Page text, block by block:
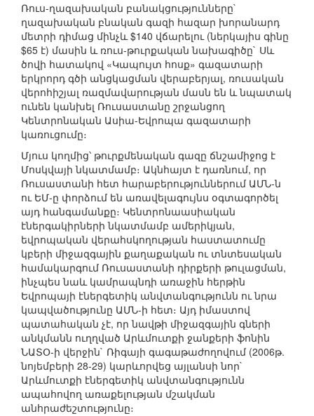
Ռուս-ղազախական բանակցությունները`
ղազախական բնական գազի հազար խորանարդ
մետրի դիմաց մինչև $140 վճարելու (ներկայիս գինը
$65 է) մասին և ռուս-թուրքական նախագիծը` Սև
ծովի հատակով «Կապույտ հոսք» գազատարի
երկրորդ գծի անցկացման վերաբերյալ, ռուսական
վերոհիշյալ ռազմավարության մասն են և նպատակ
ունեն կանխել Ռուսաստանը շրջանցող
Կենտրոնական Ասիա-Եվրոպա գազատարի
կառուցումը։
Մյուս կողմից՝ թուրքմենական գազը ճնշամիջոց է
Մոսկվայի նկատմամբ։ Ակնհայտ է դառնում, որ
Ռուսաստանի հետ հարաբերություններում ԱՄՆ-ն
ու ԵՄ-ը փորձում են առավելագույնս օգտագործել
այդ հանգամանքը։ Կենտրոնաասիական
էներգակիրների նկատմամբ ամերիկյան,
եվրոպական վերահսկողության հաստատումը
կբերի միջազգային քաղաքական ու տնտեսական
համակարգում Ռուսաստանի դիրքերի թուլացման,
ինչպես նաև կամրապնդի առաջին հերթին
Եվրոպայի էներգետիկ անվտանգությունն ու նրա
կապվածությունը ԱՄՆ-ի հետ։ Այդ իմաստով
պատահական չէ, որ նավթի միջազգային գների
անկմանն ուղղված Արևմուտքի ջանքերի ֆոնին
ՆԱՏՕ-ի վերջին` Ռիգայի գագաթաժողովում (2006թ.
նոյեմբերի 28-29) կարևորվեց այլանսի նոր`
Արևմուտքի էներգետիկ անվտանգությունն
ապահովող առաքելության մշակման
անհրաժեշտությունը։